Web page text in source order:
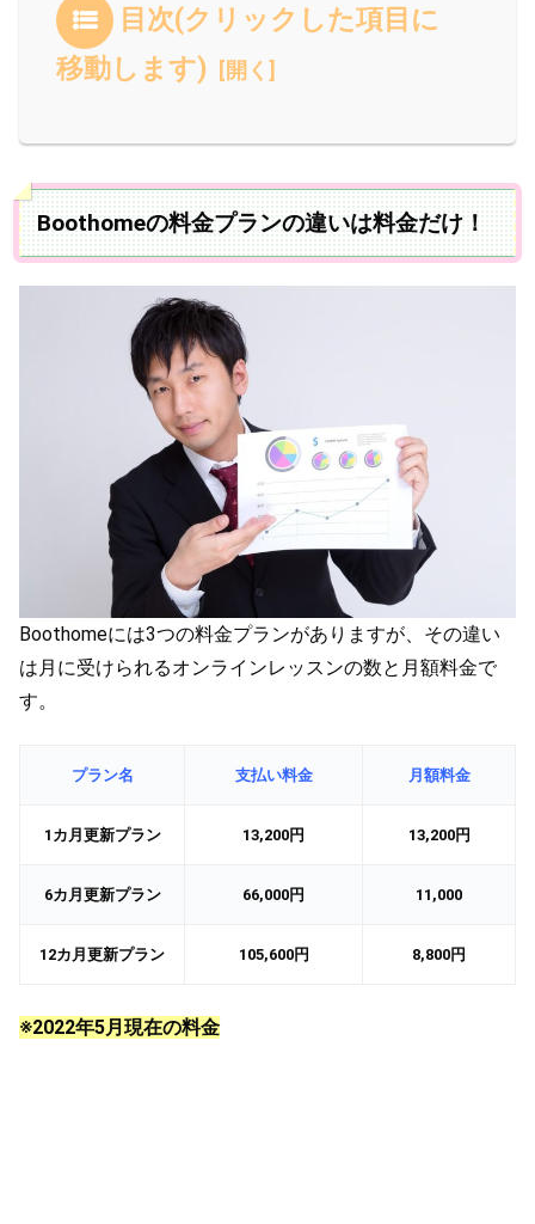
目次(クリックした項目に
移動します)
Boothomeの料金プランの違いは料金だけ！
Boothomeには3つの料金プランがありますが、その違い
は月に受けられるオンラインレッスンの数と月額料金で
す。
プラン名 支払い料金 月額料金
1カ月更新プラン 13,200円 13,200円
6カ月更新プラン 66,000円 11,000
12カ月更新プラン 105,600円 8,800円
※2022年5月現在の料金